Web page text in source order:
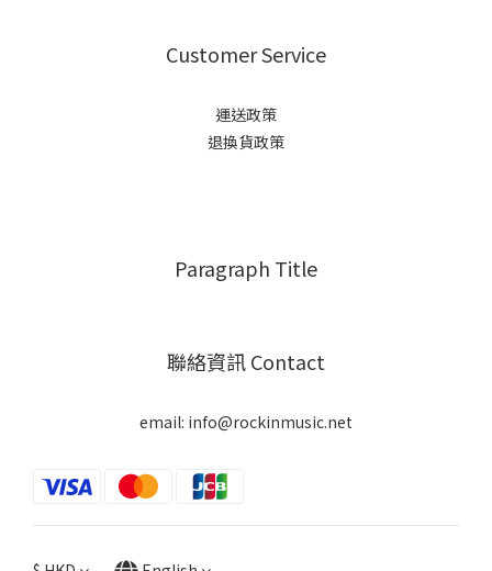
Customer Service
運送政策
退換貨政策
Paragraph Title
聯絡資訊 Contact
email: info@rockinmusic.net